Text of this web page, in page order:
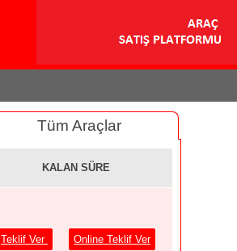
Tüm Araçlar
KALAN SÜRE
Teklif Ver
Online Teklif Ver